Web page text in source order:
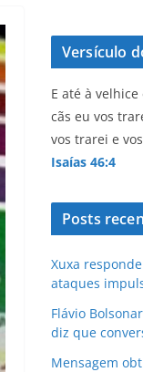
Versículo
E até à
cãs eu vos
vos trarei e
Isaías 46:4
Posts
Xuxa
ataques
Flávio
diz que
Mensagem